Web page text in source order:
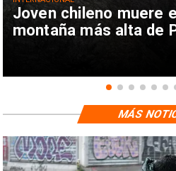
Joven chileno muere
montaña más alta de
MÁS